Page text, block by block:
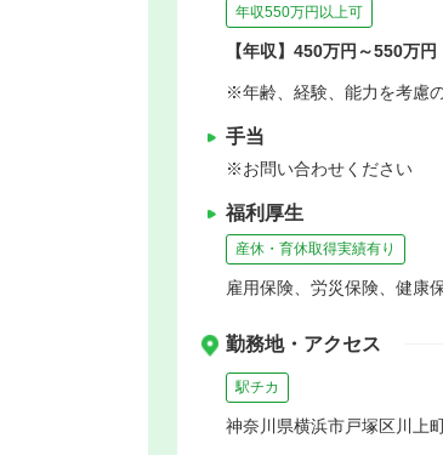
年収550万円以上可
【年収】450万円～550万円
※年齢、経験、能力を考慮
手当
※お問い合わせください
福利厚生
産休・育休取得実績有り
雇用保険、労災保険、健康
勤務地・アクセス
駅チカ
神奈川県横浜市戸塚区川